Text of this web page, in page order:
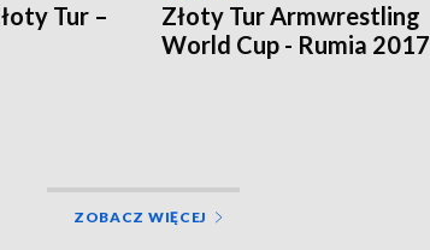
Tur –
Złoty Tur Armwrestling
World Cup - Rumia 2017
ZOBACZ WIĘCEJ